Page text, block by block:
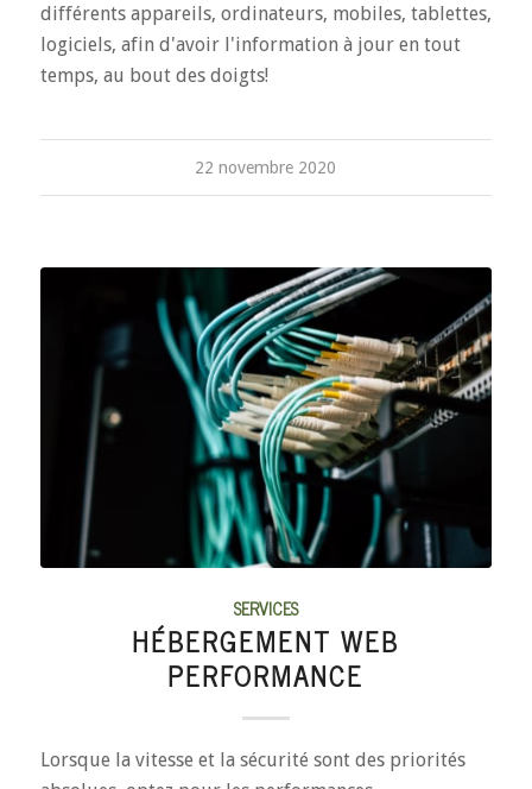
différents appareils, ordinateurs, mobiles, tablettes,
logiciels, afin d'avoir l'information à jour en tout
temps, au bout des doigts!
22 novembre 2020
SERVICES
HÉBERGEMENT WEB
PERFORMANCE
Lorsque la vitesse et la sécurité sont des priorités